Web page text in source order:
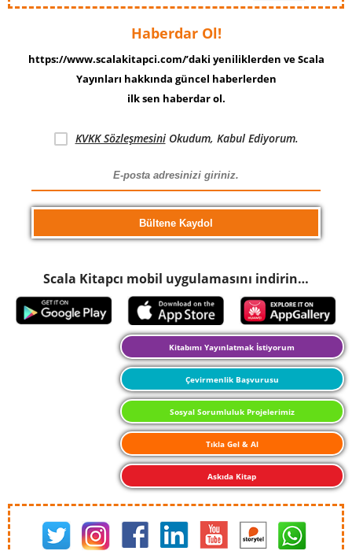
Haberdar Ol!
https://www.scalakitapci.com/’daki yeniliklerden ve Scala
Yayınları hakkında güncel haberlerden
ilk sen haberdar ol.
KVKK SözleşmesiniOkudum, Kabul Ediyorum.
Scala Kitapcı mobil uygulamasını indirin…
Kitabımı Yayınlatmak İstiyorum
Çevirmenlik Başvurusu
Sosyal Sorumluluk Projelerimiz
Tıkla Gel & Al
Askıda Kitap